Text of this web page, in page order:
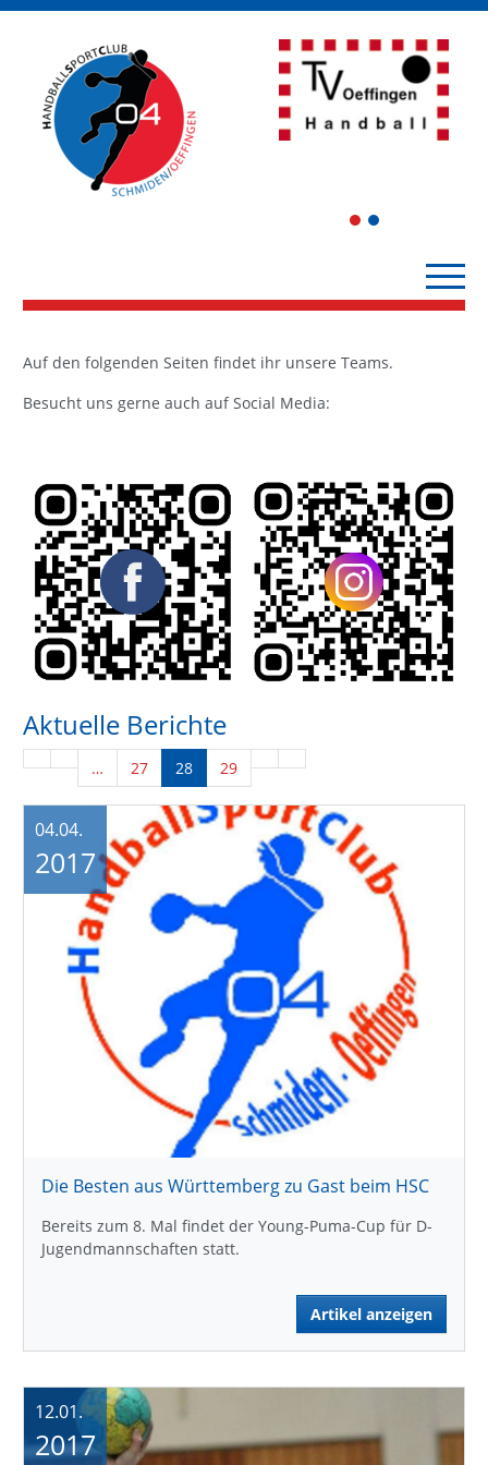
1 2
Auf den folgenden Seiten findet ihr unsere Teams.
Besucht uns gerne auch auf Social Media:
Aktuelle Berichte
… 27 28 29
Die Besten aus Württemberg zu Gast beim HSC
Bereits zum 8. Mal findet der Young-Puma-Cup für D-
Jugendmannschaften statt.
Artikel anzeigen
04.04.
2017
12.01.
2017